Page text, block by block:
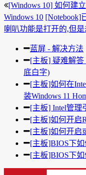
[Windows 10] 如何建
Windows 10 [Notebook]
喇叭功能是打开的,但
蓝屏 - 解决方法
[主板] 疑难解答
底白字)
[主板]如何在
装Windows 11
[主板] Intel管理
[主板]如何开启
[主板]如何开启
[主板]BIOS下
[主板]BIOS下